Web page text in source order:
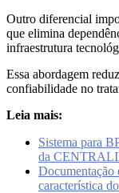
Outro diferencial
que elimina
infraestrutura
Essa abordagem
confiabilidade no
Leia mais:
Sistema para
da
Documentação
característica